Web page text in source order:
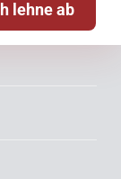
lehne ab